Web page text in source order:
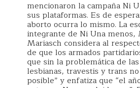
mencionaron la campaña Ni
sus plataformas. Es de
aborto ocurra lo mismo. La
integrante de Ni Una menos,
Mariasch considera al
de que los armados
que sin la problemática de
lesbianas, travestis y trans
posible” y enfatiza que “el